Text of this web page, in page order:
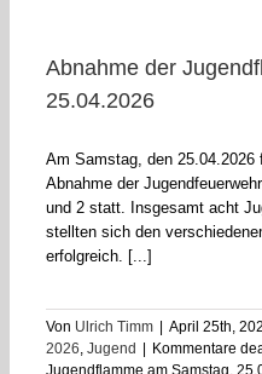
Abnahme der
25.04.2026
Am Samstag, den
Abnahme der
und 2 statt. Insgesamt acht
stellten sich den
erfolgreich. [...]
Von Ulrich Timm April 25th,
2026, Jugend Kommentare